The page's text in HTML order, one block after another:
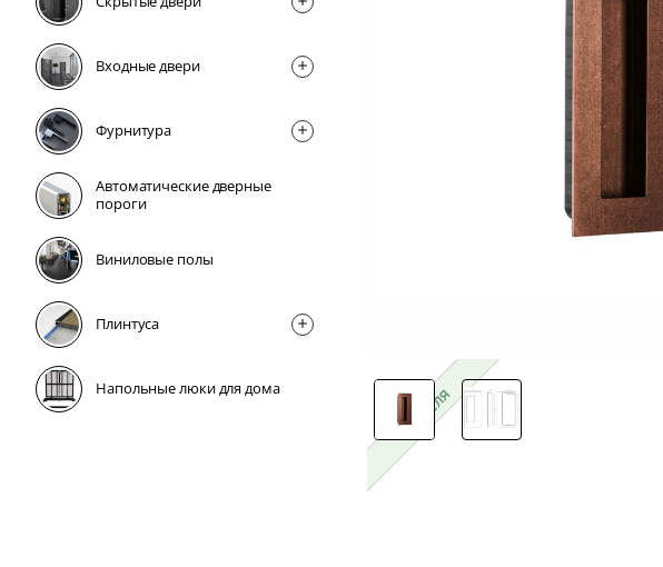
Входные двери
Фурнитура
Автоматические дверные
пороги
Виниловые полы
Плинтусa
Напольные люки для дома 1 неделя
1 неделя